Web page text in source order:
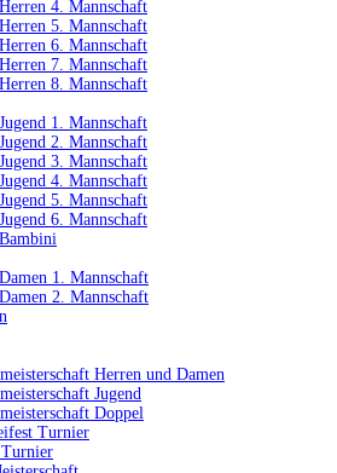
Herren 4. Mannschaft
Herren 5. Mannschaft
Herren 6. Mannschaft
Herren 7. Mannschaft
Herren 8. Mannschaft
Jugend 1. Mannschaft
Jugend 2. Mannschaft
Jugend 3. Mannschaft
Jugend 4. Mannschaft
Jugend 5. Mannschaft
Jugend 6. Mannschaft
Bambini
Damen 1. Mannschaft
Damen 2. Mannschaft
Herren und Damen
Jugend
Doppel
Turnier